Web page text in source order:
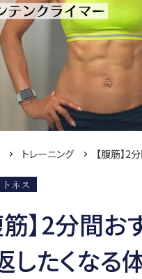
トレーニング 【腹筋】2
ネス
筋】2分間
したくなる